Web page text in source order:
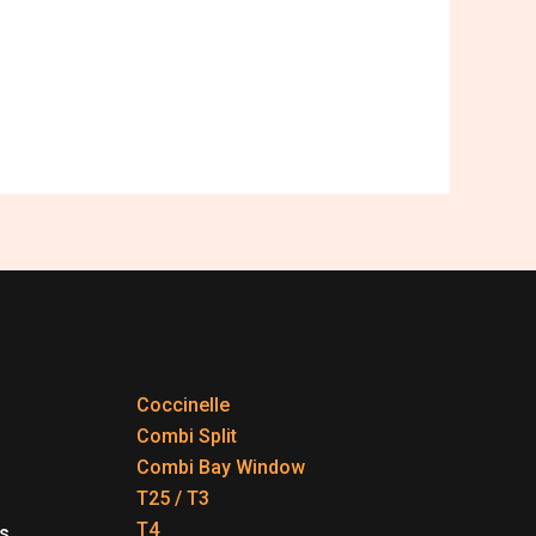
Coccinelle
Combi Split
Combi Bay Window
T25 / T3
T4